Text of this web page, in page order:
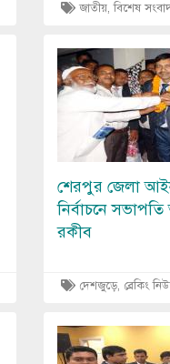
জাতীয়, বিশেষ
Image
শেরপুর জেলা
নির্বাচনে
রকীব
দেশজুড়ে, ব্রেকিং
Image